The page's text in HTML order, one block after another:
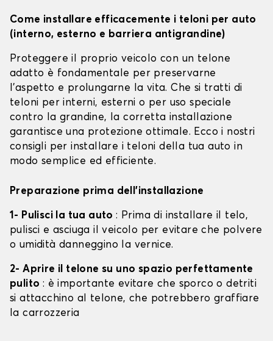
Come installare efficacemente i teloni per auto
(interno, esterno e barriera antigrandine)
Proteggere il proprio veicolo con un telone
adatto è fondamentale per preservarne
l'aspetto e prolungarne la vita. Che si tratti di
teloni per interni, esterni o per uso speciale
contro la grandine, la corretta installazione
garantisce una protezione ottimale. Ecco i nostri
consigli per installare i teloni della tua auto in
modo semplice ed efficiente.
Preparazione prima dell'installazione
1- Pulisci la tua auto: Prima di installare il telo,
pulisci e asciuga il veicolo per evitare che polvere
o umidità danneggino la vernice.
2- Aprire il telone su uno spazio perfettamente
pulito : è importante evitare che sporco o detriti
si attacchino al telone, che potrebbero graffiare
la carrozzeria